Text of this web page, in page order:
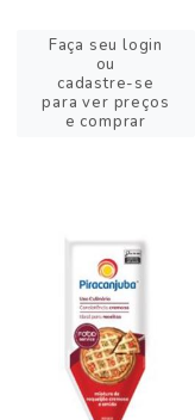
Faça seu login
ou
cadastre-se
para ver preços
e comprar